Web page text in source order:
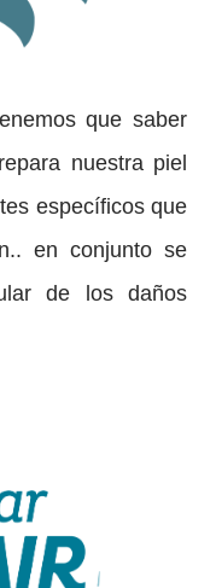
que saber
nuestra piel
específicos que
en conjunto se
de los daños